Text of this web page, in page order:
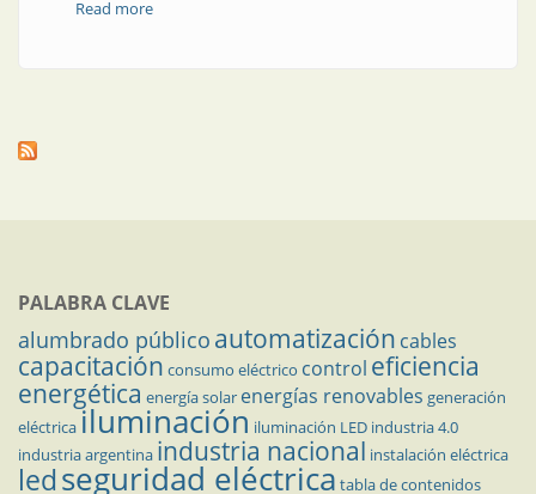
Read moreabout Medición de nivel en la industria alimenticia
PALABRA CLAVE
alumbrado público automatización cables
capacitación consumo eléctrico control eficiencia
energética energía solar energías renovables generación
eléctricailuminación iluminación LED industria 4.0
industria argentina industria nacional instalación eléctrica
ledseguridad eléctrica tabla de contenidos